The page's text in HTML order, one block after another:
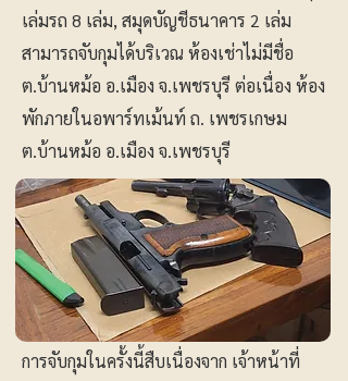
เล่มรถ 8 เล่ม, สมุดบัญชีธนาคาร 2 เล่ม
สามารถจับกุมได้บริเวณ ห้องเช่าไม่มีชื่อ
ต.บ้านหม้อ อ.เมือง จ.เพชรบุรี ต่อเนื่อง ห้อง
พักภายในอพาร์ทเม้นท์ ถ. เพชรเกษม
ต.บ้านหม้อ อ.เมือง จ.เพชรบุรี
การจับกุมในครั้งนี้สืบเนื่องจาก เจ้าหน้าที่